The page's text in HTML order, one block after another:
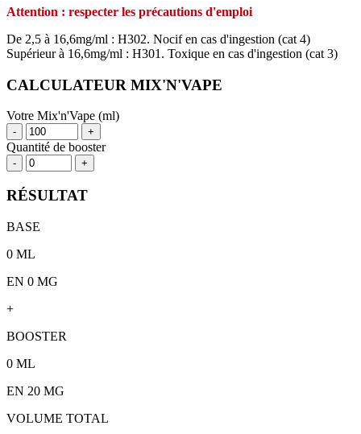
Attention : respecter les précautions d'emploi
De 2,5 à 16,6mg/ml : H302. Nocif en cas d'ingestion (cat 4)
Supérieur à 16,6mg/ml : H301. Toxique en cas d'ingestion (cat 3)
CALCULATEUR MIX'N'VAPE
Votre Mix'n'Vape (ml)
- +
Quantité de booster
- +
RÉSULTAT
BASE
0 ML
EN 0 MG
+
BOOSTER
0 ML
EN 20 MG
VOLUME TOTAL